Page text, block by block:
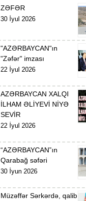
ZƏFƏR
30 İyul 2026
"AZƏRBAYCAN"ın
"Zəfər" imzası
22 İyul 2026
AZƏRBAYCAN XALQI
İLHAM ƏLİYEVİ NİYƏ
SEVİR
22 İyul 2026
“AZƏRBAYCAN”ın
Qarabağ səfəri
30 İyun 2026
Müzəffər Sərkərdə, qalib